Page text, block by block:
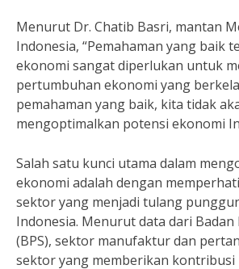
Menurut Dr. Chatib Basri, mantan
Indonesia, “Pemahaman yang baik
ekonomi sangat diperlukan untuk
pertumbuhan ekonomi yang
pemahaman yang baik, kita tidak
mengoptimalkan potensi ekonomi
Salah satu kunci utama dalam
ekonomi adalah dengan
sektor yang menjadi tulang
Indonesia. Menurut data dari
(BPS), sektor manufaktur dan
sektor yang memberikan kontribusi